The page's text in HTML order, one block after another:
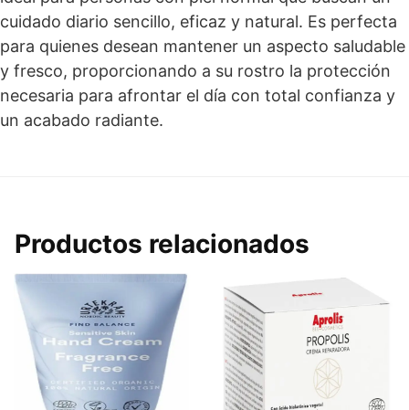
cuidado diario sencillo, eficaz y natural. Es perfecta
para quienes desean mantener un aspecto saludable
y fresco, proporcionando a su rostro la protección
necesaria para afrontar el día con total confianza y
un acabado radiante.
Productos relacionados